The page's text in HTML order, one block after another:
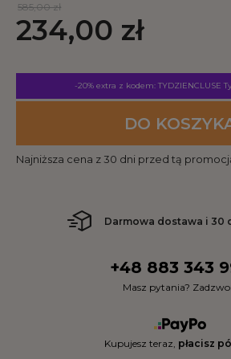
-20% extra z kodem: TYDZIENCLUSE
585,00 zł
234,00 zł
DO
Najniższa cena z 30 dni przed tą
Darmowa dostawa i 30
+48 883 343
Masz pytania?
Kupujesz teraz, płacisz